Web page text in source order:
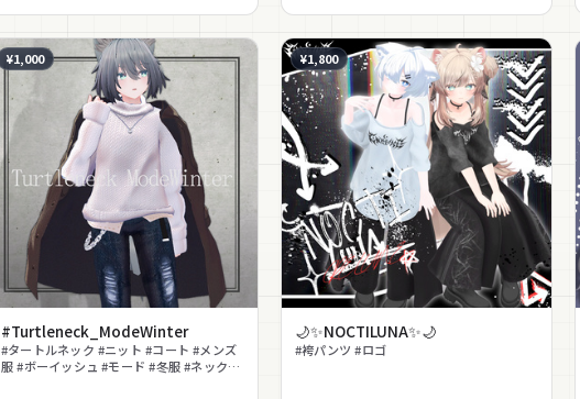
¥1,000
#Turtleneck_ModeWinter
#タートルネック #ニット #コート #メンズ
服 #ボーイッシュ #モード #冬服 #ネックレ
¥1,800
🌙✨️NOCTILUNA✨️🌙
#袴パンツ #ロゴ